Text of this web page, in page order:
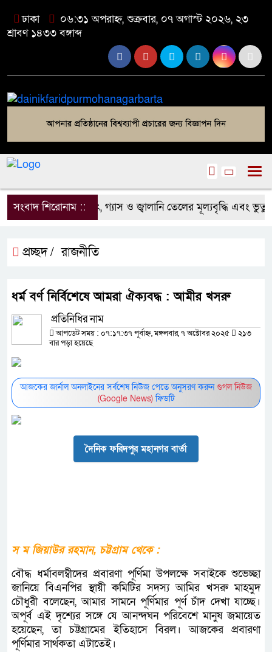
ঢাকা
০৬:৩১ অপরাহ্ন, শুক্রবার, ০৭ অগাস্ট ২০২৬, ২৩
শ্রাবণ ১৪৩৩ বঙ্গাব্দ
সংবাদ শিরোনাম ::বিদ্যুৎ, গ্যাস ও জ্বালানি তেলের মূল্যবৃদ্ধি এবং ভুতুড়ে
প্রচ্ছদ / রাজনীতি
ধর্ম বর্ণ নির্বিশেষে আমরা ঐক্যবদ্ধ : আমীর খসরু
প্রতিনিধির নাম
আপডেট সময় : ০৭:১৭:৩৭ পূর্বাহ্ন, মঙ্গলবার, ৭ অক্টোবর ২০২৫
২১৩
বার পড়া হয়েছে
আজকের জার্নাল অনলাইনের সর্বশেষ নিউজ পেতে অনুসরণ করুনগুগল নিউজ
(Google News)ফিডটি
দৈনিক ফরিদপুর মহানগর বার্তা
স ম জিয়াউর রহমান, চট্টগ্রাম থেকে :
বৌদ্ধ ধর্মাবলম্বীদের প্রবারণা পূর্ণিমা উপলক্ষে সবাইকে শুভেচ্ছা
জানিয়ে বিএনপির স্থায়ী কমিটির সদস্য আমির খসরু মাহমুদ
চৌধুরী বলেছেন, আমার সামনে পূর্ণিমার পূর্ণ চাঁদ দেখা যাচ্ছে।
অপূর্ব এই দৃশ্যের সঙ্গে যে আনন্দঘন পরিবেশে মানুষ জমায়েত
হয়েছেন, তা চট্টগ্রামের ইতিহাসে বিরল। আজকের প্রবারণা
পূর্ণিমার সার্থকতা এটাতেই।